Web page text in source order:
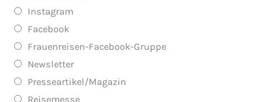
a
k
d
a
Instagram
Facebook
Frauenreisen-Facebook-Gruppe
Newsletter
Presseartikel/Magazin
Reisemesse